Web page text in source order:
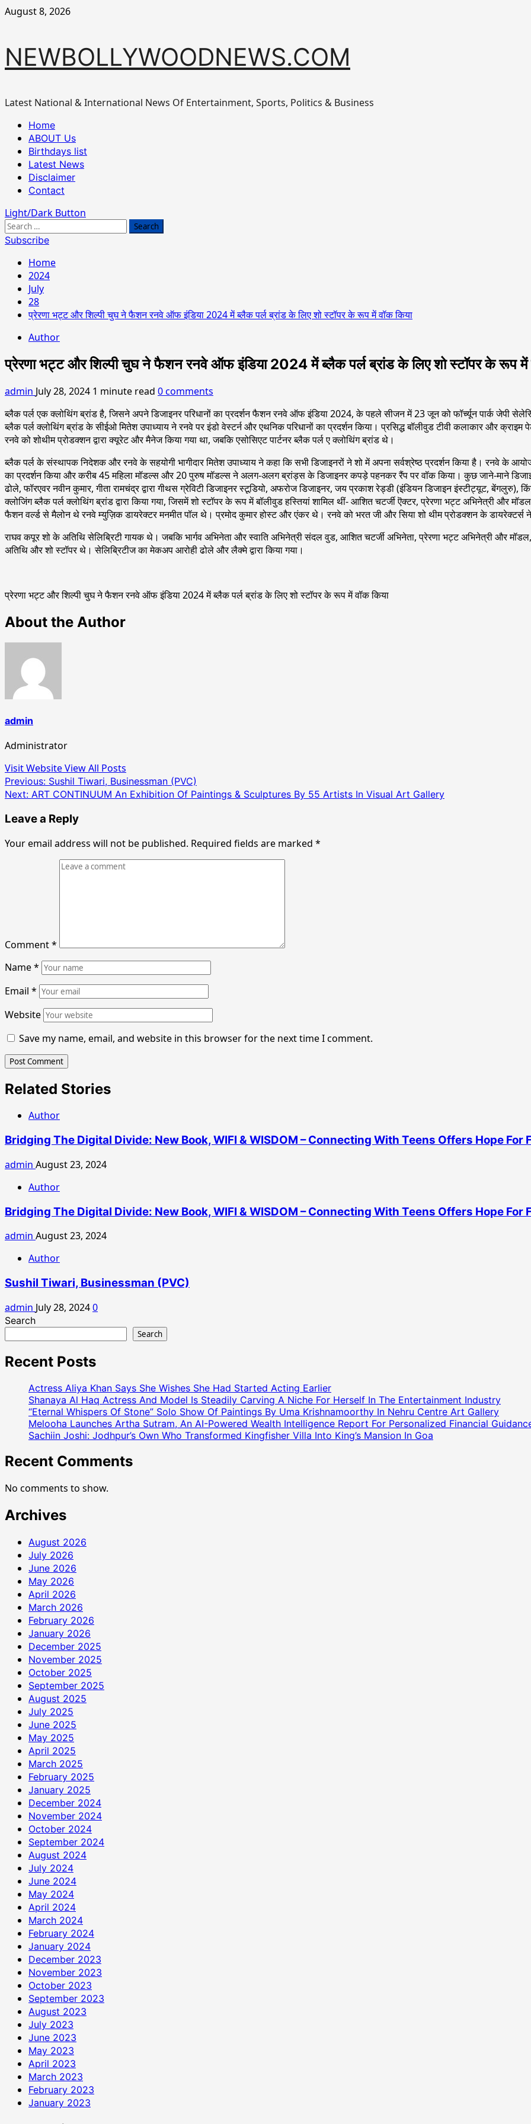
Skip
August 8, 2026
NEWBOLLYWOODNEWS.COM
Latest National & International News Of Entertainment, Sports, Politics & Business
Primary
Menu
Home
ABOUT Us
Birthdays list
Latest News
Disclaimer
Contact
Light/Dark Button
Search
for:
Subscribe
Home
2024
July
28
प्रेरणा भट्ट और शिल्पी चुघ ने फैशन रनवे ऑफ इंडिया 2024 में ब्लैक पर्ल ब्रांड के लिए शो स्टॉपर के रूप में वॉक किया
Author
प्रेरणा भट्ट और शिल्पी चुघ ने फैशन रनवे ऑफ इंडिया 2024 में ब्लैक पर्ल ब्रांड के लिए शो स्टॉपर के रूप में
admin July 28, 2024 1 minute read 0 comments
ब्लैक पर्ल एक क्लोथिंग ब्रांड है, जिसने अपने डिजाइनर परिधानों का प्रदर्शन फैशन रनवे ऑफ इंडिया 2024, के पहले सीजन में 23 जून को फॉर्च्यून पार्क जेपी
ब्लैक पर्ल क्लोथिंग ब्रांड के सीईओ मितेश उपाध्याय ने रनवे पर इंडो वेस्टर्न और एथनिक परिधानों का प्रदर्शन किया। प्रसिद्ध बॉलीवुड टीवी कलाकार और
रनवे को शोथीम प्रोडक्शन द्वारा क्यूरेट और मैनेज किया गया था, जबकि एसोसिएट पार्टनर ब्लैक पर्ल ए क्लोथिंग ब्रांड थे।
ब्लैक पर्ल के संस्थापक निदेशक और रनवे के सहयोगी भागीदार मितेश उपाध्याय ने कहा कि सभी डिजाइनरों ने शो में अपना सर्वश्रेष्ठ प्रदर्शन किया है। रनवे के
का प्रदर्शन किया और करीब 45 महिला मॉडल्स और 20 पुरुष मॉडल्स ने अलग-अलग ब्रांड्स के डिजाइनर कपड़े पहनकर रैंप पर वॉक किया। कुछ जाने-माने
ढोले, फॉरएवर नवीन कुमार, गीता रामचंद्र द्वारा गीथस ग्रेविटी डिजाइनर स्टूडियो, अफरोज डिजाइनर, जय प्रकाश रेड्डी (इंडियन डिजाइन इंस्टीट्यूट,
क्लोजिंग ब्लैक पर्ल क्लोथिंग ब्रांड द्वारा किया गया, जिसमें शो स्टॉपर के रूप में बॉलीवुड हस्तियां शामिल थीं- आशित चटर्जी ऎक्टर, प्रेरणा भट्ट अभिनेत्री और
फैशन वर्ल्ड से मैलोन थे रनवे म्युज़िक डायरेक्टर मनमीत पॉल थे। प्रमोद कुमार होस्ट और एंकर थे। रनवे को भरत जी और सिया शो थीम प्रोडक्शन के
राघव कपूर शो के अतिथि सेलिब्रिटी गायक थे। जबकि भार्गव अभिनेता और स्वाति अभिनेत्री संदल वुड, आशित चटर्जी अभिनेता, प्रेरणा भट्ट अभिनेत्री और
अतिथि और शो स्टॉपर थे। सेलिब्रिटीज का मेकअप आरोही ढोले और लैक्मे द्वारा किया गया।
प्रेरणा भट्ट और शिल्पी चुघ ने फैशन रनवे ऑफ इंडिया 2024 में ब्लैक पर्ल ब्रांड के लिए शो स्टॉपर के रूप में वॉक किया
About the Author
admin
Administrator
Visit WebsiteView All Posts
Post
navigation
Previous: Sushil Tiwari, Businessman (PVC)
Next: ART CONTINUUM An Exhibition Of Paintings & Sculptures By 55 Artists In Visual Art Gallery
Leave a Reply
Your email address will not be published. Required fields are marked *
Comment*
Name*
Email *
Website
Save my name, email, and website in this browser for the next time I comment.
Related Stories
Author
Bridging The Digital Divide: New Book, WIFI & WISDOM – Connecting With Teens Offers Hope For
admin August 23, 2024
Author
Bridging The Digital Divide: New Book, WIFI & WISDOM – Connecting With Teens Offers Hope For
admin August 23, 2024
Author
Sushil Tiwari, Businessman (PVC)
admin July 28, 20240
Search
Search
Recent Posts
Actress Aliya Khan Says She Wishes She Had Started Acting Earlier
Shanaya Al Haq Actress And Model Is Steadily Carving A Niche For Herself In The Entertainment Industry
“Eternal Whispers Of Stone” Solo Show Of Paintings By Uma Krishnamoorthy In Nehru Centre Art Gallery
Melooha Launches Artha Sutram, An AI-Powered Wealth Intelligence Report For Personalized Financial
Sachiin Joshi: Jodhpur’s Own Who Transformed Kingfisher Villa Into King’s Mansion In Goa
Recent Comments
No comments to show.
Archives
August 2026
July 2026
June 2026
May 2026
April 2026
March 2026
February 2026
January 2026
December 2025
November 2025
October 2025
September 2025
August 2025
July 2025
June 2025
May 2025
April 2025
March 2025
February 2025
January 2025
December 2024
November 2024
October 2024
September 2024
August 2024
July 2024
June 2024
May 2024
April 2024
March 2024
February 2024
January 2024
December 2023
November 2023
October 2023
September 2023
August 2023
July 2023
June 2023
May 2023
April 2023
March 2023
February 2023
January 2023